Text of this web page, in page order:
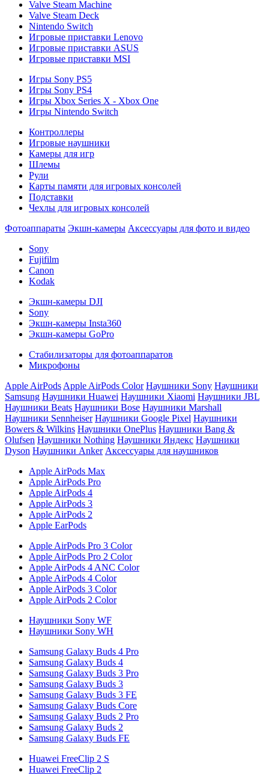
Valve Steam Machine
Valve Steam Deck
Nintendo Switch
Игровые приставки Lenovo
Игровые приставки ASUS
Игровые приставки MSI
Игры Sony PS5
Игры Sony PS4
Игры Xbox Series X - Xbox One
Игры Nintendo Switch
Контроллеры
Игровые наушники
Камеры для игр
Шлемы
Рули
Карты памяти для игровых консолей
Подставки
Чехлы для игровых консолей
Фотоаппараты Экшн-камеры Аксессуары для фото и видео
Sony
Fujifilm
Canon
Kodak
Экшн-камеры DJI
Sony
Экшн-камеры Insta360
Экшн-камеры GoPro
Стабилизаторы для фотоаппаратов
Микрофоны
Apple AirPods Apple AirPods Color Наушники Sony Наушники
Samsung Наушники Huawei Наушники Xiaomi Наушники JBL
Наушники Beats Наушники Bose Наушники Marshall
Наушники Sennheiser Наушники Google Pixel Наушники
Bowers & Wilkins Наушники OnePlus Наушники Bang &
Olufsen Наушники Nothing Наушники Яндекс Наушники
Dyson Наушники Anker Аксессуары для наушников
Apple AirPods Max
Apple AirPods Pro
Apple AirPods 4
Apple AirPods 3
Apple AirPods 2
Apple EarPods
Apple AirPods Pro 3 Color
Apple AirPods Pro 2 Color
Apple AirPods 4 ANC Color
Apple AirPods 4 Color
Apple AirPods 3 Color
Apple AirPods 2 Color
Наушники Sony WF
Наушники Sony WH
Samsung Galaxy Buds 4 Pro
Samsung Galaxy Buds 4
Samsung Galaxy Buds 3 Pro
Samsung Galaxy Buds 3
Samsung Galaxy Buds 3 FE
Samsung Galaxy Buds Core
Samsung Galaxy Buds 2 Pro
Samsung Galaxy Buds 2
Samsung Galaxy Buds FE
Huawei FreeClip 2 S
Huawei FreeClip 2